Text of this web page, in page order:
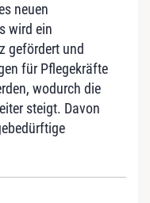
neuen
wird ein
gefördert und
für Pflegekräfte
wodurch die
steigt. Davon